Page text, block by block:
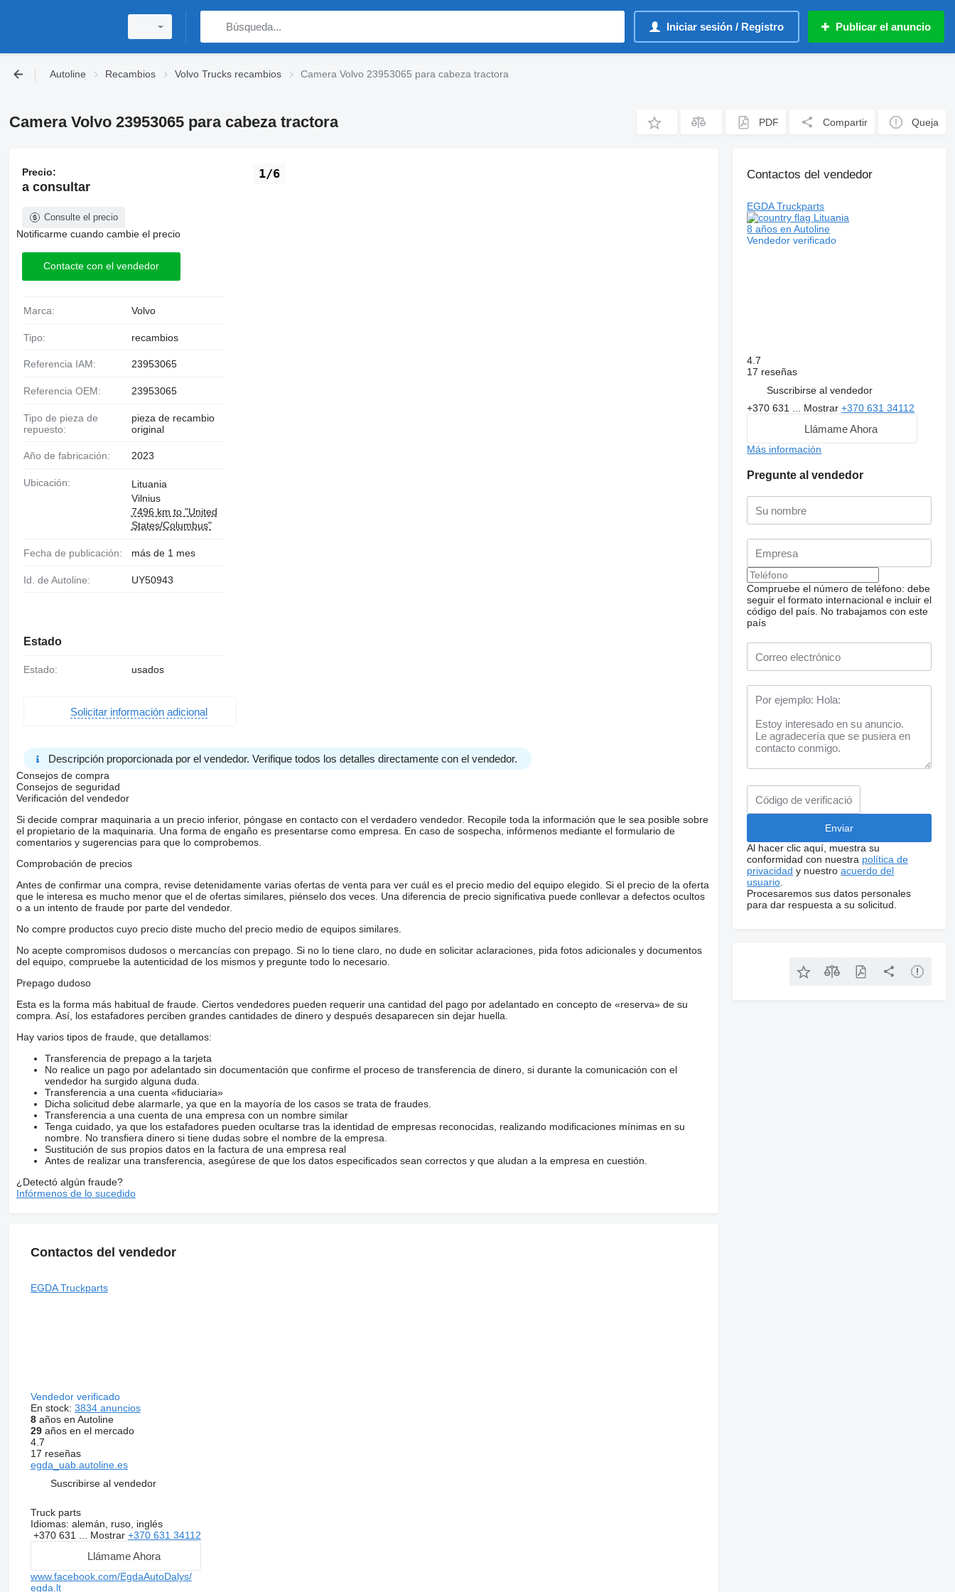
Iniciar sesión / Registro Publicar el anuncio
Autoline Recambios Volvo Trucks recambios Camera Volvo 23953065 para cabeza tractora
Camera Volvo 23953065 para cabeza tractora PDF Compartir Queja
1/6
Precio:
a consultar
Consulte el precio
Notificarme cuando cambie el precio
Contacte con el vendedor
Marca: Volvo
Tipo: recambios
Referencia IAM: 23953065
Referencia OEM: 23953065
Tipo de pieza de
repuesto:
pieza de recambio
original
Año de fabricación: 2023
Ubicación:
Lituania
Vilnius
7496 km to "United
States/Columbus"
Fecha de publicación: más de 1 mes
Id. de Autoline: UY50943
Estado
Estado: usados
Solicitar información adicional
Descripción proporcionada por el vendedor. Verifique todos los detalles directamente con el vendedor.
Consejos de compra
Consejos de seguridad
Verificación del vendedor
Si decide comprar maquinaria a un precio inferior, póngase en contacto con el verdadero vendedor. Recopile toda la información que le sea posible sobre
el propietario de la maquinaria. Una forma de engaño es presentarse como empresa. En caso de sospecha, infórmenos mediante el formulario de
comentarios y sugerencias para que lo comprobemos.
Comprobación de precios
Antes de confirmar una compra, revise detenidamente varias ofertas de venta para ver cuál es el precio medio del equipo elegido. Si el precio de la oferta
que le interesa es mucho menor que el de ofertas similares, piénselo dos veces. Una diferencia de precio significativa puede conllevar a defectos ocultos
o a un intento de fraude por parte del vendedor.
No compre productos cuyo precio diste mucho del precio medio de equipos similares.
No acepte compromisos dudosos o mercancías con prepago. Si no lo tiene claro, no dude en solicitar aclaraciones, pida fotos adicionales y documentos
del equipo, compruebe la autenticidad de los mismos y pregunte todo lo necesario.
Prepago dudoso
Esta es la forma más habitual de fraude. Ciertos vendedores pueden requerir una cantidad del pago por adelantado en concepto de «reserva» de su
compra. Así, los estafadores perciben grandes cantidades de dinero y después desaparecen sin dejar huella.
Hay varios tipos de fraude, que detallamos:
Transferencia de prepago a la tarjeta
No realice un pago por adelantado sin documentación que confirme el proceso de transferencia de dinero, si durante la comunicación con el
vendedor ha surgido alguna duda.
Transferencia a una cuenta «fiduciaria»
Dicha solicitud debe alarmarle, ya que en la mayoría de los casos se trata de fraudes.
Transferencia a una cuenta de una empresa con un nombre similar
Tenga cuidado, ya que los estafadores pueden ocultarse tras la identidad de empresas reconocidas, realizando modificaciones mínimas en su
nombre. No transfiera dinero si tiene dudas sobre el nombre de la empresa.
Sustitución de sus propios datos en la factura de una empresa real
Antes de realizar una transferencia, asegúrese de que los datos especificados sean correctos y que aludan a la empresa en cuestión.
¿Detectó algún fraude?
Infórmenos de lo sucedido
Contactos del vendedor
EGDA Truckparts
Vendedor verificado
En stock: 3834 anuncios
8años en Autoline
29años en el mercado
4.7
17 reseñas
egda_uab.autoline.es
Suscribirse al vendedor
Truck parts
Idiomas: alemán, ruso, inglés
+370 631 ... Mostrar +370 631 34112
Llámame Ahora
www.facebook.com/EgdaAutoDalys/
egda.lt
Contactos del vendedor
EGDA Truckparts
Lituania
8 años en Autoline
Vendedor verificado
4.7
17 reseñas
Suscribirse al vendedor
+370 631 ... Mostrar+370 631 34112
Llámame Ahora
Más información
Pregunte al vendedor
Compruebe el número de teléfono: debe
seguir el formato internacional e incluir el
código del país. No trabajamos con este
país
Al hacer clic aquí, muestra su
conformidad con nuestra política de
privacidad y nuestroacuerdo del
usuario
Procesaremos sus datos personales
para dar respuesta a su solicitud.